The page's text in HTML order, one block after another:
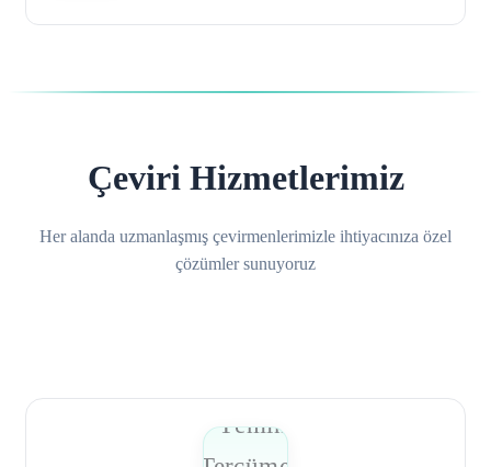
Çeviri Hizmetlerimiz
Her alanda uzmanlaşmış çevirmenlerimizle ihtiyacınıza özel
çözümler sunuyoruz